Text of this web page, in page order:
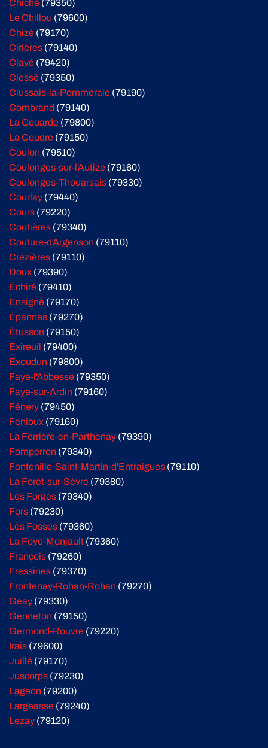
Chiché (79350)
Le Chillou (79600)
Chizé (79170)
Cirières (79140)
Clavé (79420)
Clessé (79350)
Clussais-la-Pommeraie (79190)
Combrand (79140)
La Couarde (79800)
La Coudre (79150)
Coulon (79510)
Coulonges-sur-l'Autize (79160)
Coulonges-Thouarsais (79330)
Courlay (79440)
Cours (79220)
Coutières (79340)
Couture-d'Argenson (79110)
Crézières (79110)
Doux (79390)
Échiré (79410)
Ensigné (79170)
Épannes (79270)
Étusson (79150)
Exireuil (79400)
Exoudun (79800)
Faye-l'Abbesse (79350)
Faye-sur-Ardin (79160)
Fénery (79450)
Fenioux (79160)
La Ferrière-en-Parthenay (79390)
Fomperron (79340)
Fontenille-Saint-Martin-d'Entraigues (79110)
La Forêt-sur-Sèvre (79380)
Les Forges (79340)
Fors (79230)
Les Fosses (79360)
La Foye-Monjault (79360)
François (79260)
Fressines (79370)
Frontenay-Rohan-Rohan (79270)
Geay (79330)
Genneton (79150)
Germond-Rouvre (79220)
Irais (79600)
Juillé (79170)
Juscorps (79230)
Lageon (79200)
Largeasse (79240)
Lezay (79120)